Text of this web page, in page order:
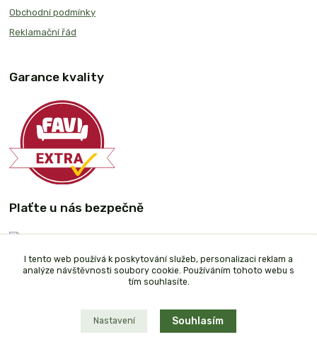
Obchodní podmínky
Reklamační řád
Garance kvality
Plaťte u nás bezpečně
I tento web používá k poskytování služeb, personalizaci reklam a
analýze návštěvnosti soubory cookie. Používáním tohoto webu s
tím souhlasíte.
Nastavení Souhlasím